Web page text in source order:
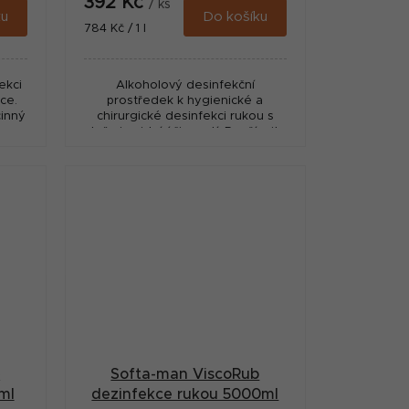
/ ks
Měrná
784 Kč / 1 l
Do košíku
Alkoholový desinfekční
prostředek k hygienické a
chirurgické desinfekci rukou s
plně virucidní účinností. Používejte
Softa-man ViscoRub
dezinfekce rukou 5000ml